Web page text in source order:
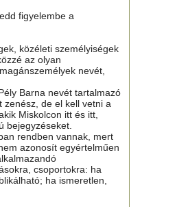
figyelembe a
közéleti személyiségek
az olyan
nevét,
Barna nevét tartalmazó
zenész, de el kell vetni a
Miskolcon itt és itt,
bejegyzéseket.
rendben vannak, mert
azonosít egyértelműen
csoportokra: ha
ha ismeretlen,